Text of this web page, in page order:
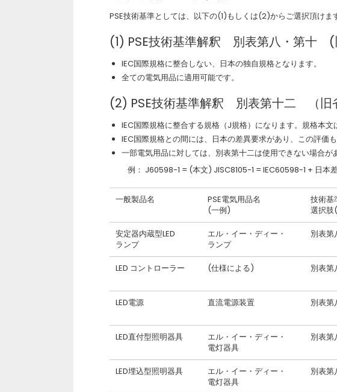
PSE技術基準としては、以下の(1)もしくは(2)からご選択頂けま
(1) PSE技術基準解釈 別表第八・第十 (
IEC国際規格に整合しない、日本の独自規格となります。
全ての電気用品に適用可能です。
(2) PSE技術基準解釈 別表第十二 （旧
IEC国際規格に整合する規格（J規格）になります。規格本文
IEC国際規格との間には、日本の差異要求があり、この評価も
一部電気用品に対しては、別表第十二は使用できない場合が
例： J60598-1 = (本文) JISC8105-1 = IEC60598-1 + 日本
一般製品名
PSE電気用品名
(一例)
技術基
選択肢
安定器内蔵型LED
ランプ
エル・イー・ディー・
ランプ
別表第
LED コントローラー (仕様による) 別表第
LED電源 直流電源装置 別表第
LED直付型照明器具
エル・イー・ディー・
電灯器具
別表第
LED埋込型照明器具
エル・イー・ディー・
電灯器具
別表第